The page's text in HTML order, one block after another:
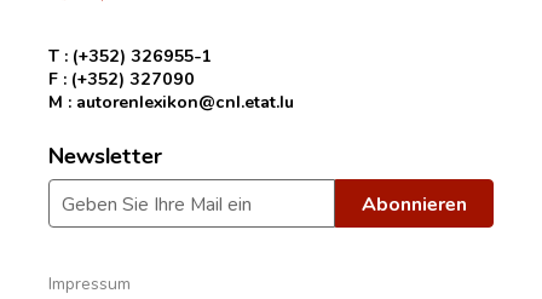
T : (+352) 326955-1
F : (+352) 327090
M : autorenlexikon@cnl.etat.lu
Newsletter
Impressum